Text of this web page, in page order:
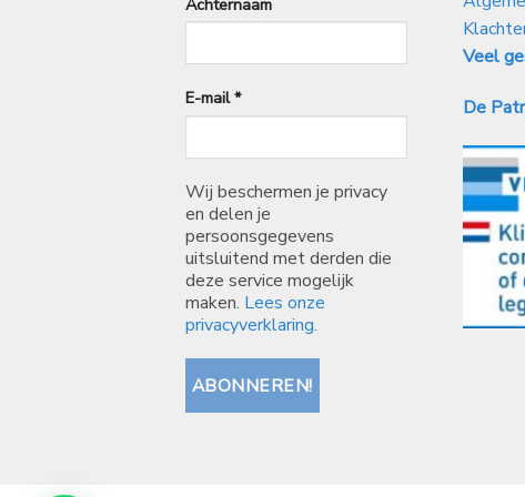
E-mail*
Wij beschermen je privacy
en delen je
persoonsgegevens
uitsluitend met derden die
deze service mogelijk
maken. Lees onze
privacyverklaring.
Veel
De